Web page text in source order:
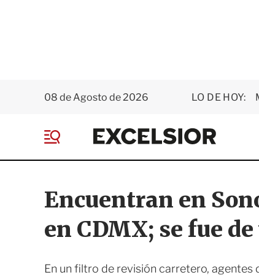
08 de Agosto de 2026 LO DE HOY:
E
x
e
i
o
r
e
Encuentran en
en CDMX; se fue
En un filtro de revisión carretero, agentes